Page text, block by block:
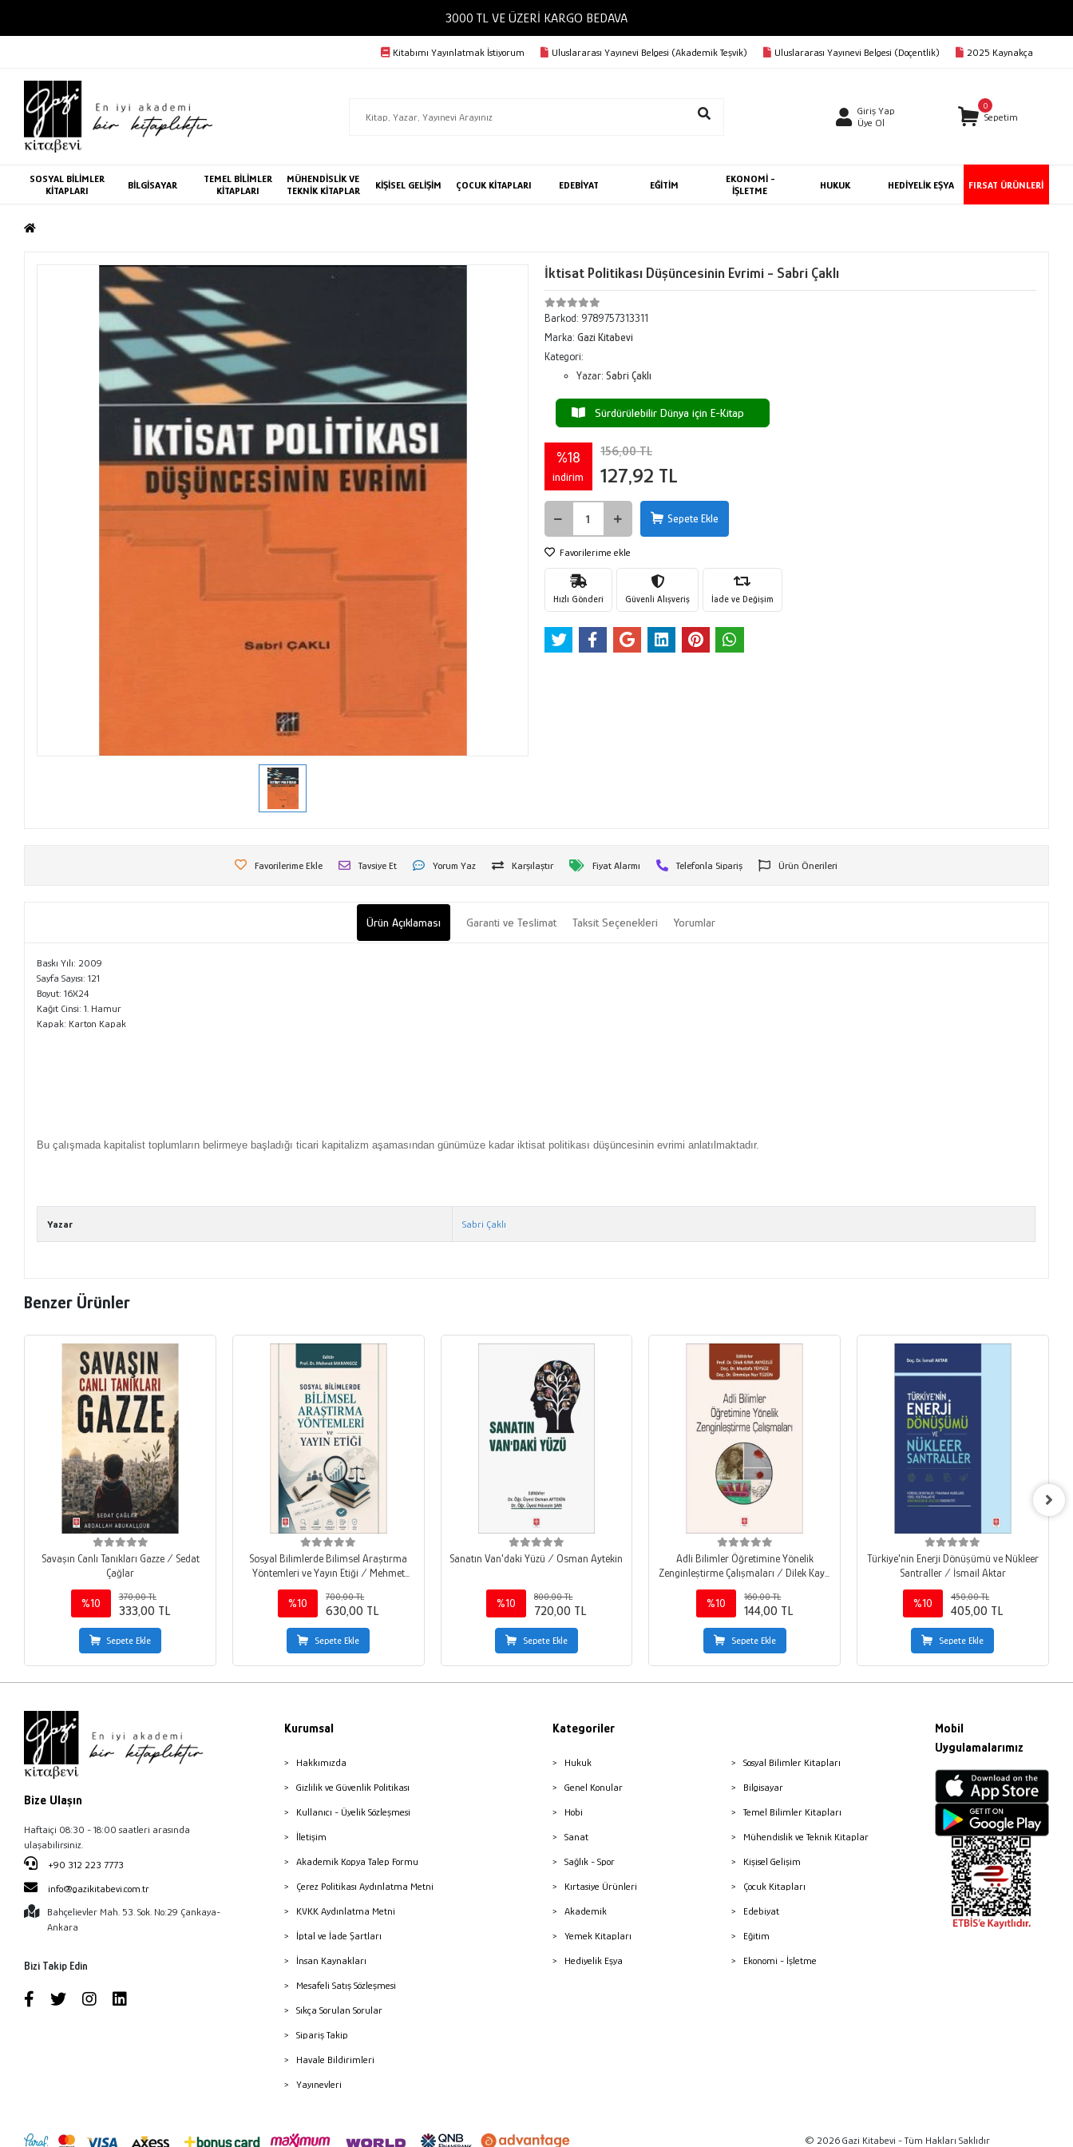
3000 TL VE ÜZERİ KARGO BEDAVA
Kitabımı Yayınlatmak İstiyorum Uluslararası Yayınevi Belgesi (Akademik Teşvik) Uluslararası Yayınevi Belgesi (Doçentlik) 2025 Kaynakça
Giriş Yap
Üye Ol
0
Sepetim
SOSYAL BİLİMLER
KİTAPLARI
BİLGİSAYAR
TEMEL BİLİMLER
KİTAPLARI
MÜHENDİSLİK VE
TEKNİK KİTAPLAR
KİŞİSEL GELİŞİM ÇOCUK KİTAPLARI EDEBİYAT EĞİTİM
EKONOMİ -
İŞLETME
HUKUK HEDİYELİK EŞYA FIRSAT ÜRÜNLERİ
İktisat Politikası Düşüncesinin Evrimi - Sabri Çaklı
Barkod: 9789757313311
Marka: Gazi Kitabevi
Kategori:
Yazar: Sabri Çaklı
Sürdürülebilir Dünya için E-Kitap
%18
indirim
156,00 TL
127,92 TL
Sepete Ekle
Favorilerime ekle
Hızlı Gönderi Güvenli Alışveriş İade ve Değişim
Favorilerime Ekle Tavsiye Et Yorum Yaz Karşılaştır Fiyat Alarmı Telefonla Sipariş Ürün Önerileri
Ürün Açıklaması Garanti ve Teslimat Taksit Seçenekleri Yorumlar
Baskı Yılı: 2009
Sayfa Sayısı: 121
Boyut: 16X24
Kağıt Cinsi: 1. Hamur
Kapak: Karton Kapak
Bu çalışmada kapitalist toplumların belirmeye başladığı ticari kapitalizm aşamasından günümüze kadar iktisat politikası düşüncesinin evrimi anlatılmaktadır.
Yazar Sabri Çaklı
Benzer Ürünler
Savaşın Canlı Tanıkları Gazze / Sedat
Çağlar
%10
370,00 TL
333,00 TL
Sepete Ekle
Sosyal Bilimlerde Bilimsel Araştırma
Yöntemleri ve Yayın Etiği / Mehmet
Marangoz
%10
700,00 TL
630,00 TL
Sepete Ekle
Sanatın Van'daki Yüzü / Osman Aytekin
%10
800,00 TL
720,00 TL
Sepete Ekle
Adli Bilimler Öğretimine Yönelik
Zenginleştirme Çalışmaları / Dilek Kaya
Akyüzlü
%10
160,00 TL
144,00 TL
Sepete Ekle
Türkiye'nin Enerji Dönüşümü ve Nükleer
Santraller / İsmail Aktar
%10
450,00 TL
405,00 TL
Sepete Ekle
Bize Ulaşın
Haftaiçi 08:30 - 18:00 saatleri arasında
ulaşabilirsiniz.
+90 312 223 7773
info@gazikitabevi.com.tr
Bahçelievler Mah. 53. Sok. No:29 Çankaya-
Ankara
Bizi Takip Edin
Kurumsal
Hakkımızda
Gizlilik ve Güvenlik Politikası
Kullanıcı - Üyelik Sözleşmesi
İletişim
Akademik Kopya Talep Formu
Çerez Politikası Aydınlatma Metni
KVKK Aydınlatma Metni
İptal ve İade Şartları
İnsan Kaynakları
Mesafeli Satış Sözleşmesi
Sıkça Sorulan Sorular
Sipariş Takip
Havale Bildirimleri
Yayınevleri
Kategoriler
Hukuk
Genel Konular
Hobi
Sanat
Sağlık - Spor
Kırtasiye Ürünleri
Akademik
Yemek Kitapları
Hediyelik Eşya
Sosyal Bilimler Kitapları
Bilgisayar
Temel Bilimler Kitapları
Mühendislik ve Teknik Kitaplar
Kişisel Gelişim
Çocuk Kitapları
Edebiyat
Eğitim
Ekonomi - İşletme
Mobil
Uygulamalarımız
© 2026 Gazi Kitabevi - Tüm Hakları Saklıdır